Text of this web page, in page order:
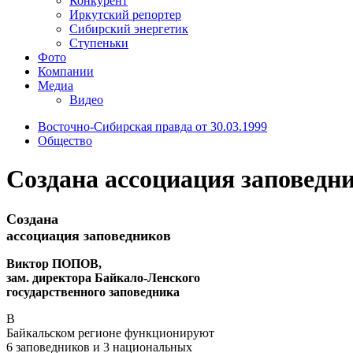
Иркутский репортер
Сибирский энергетик
Ступеньки
Фото
Компании
Медиа
Видео
Восточно-Сибирская правда от 30.03.1999
Общество
Создана ассоциация
Создана
ассоциация заповедников
Виктор ПОПОВ,
зам. директора Байкало-Ленского
государственного заповедника
В
Байкальском регионе функционируют
6 заповедников и 3 национальных